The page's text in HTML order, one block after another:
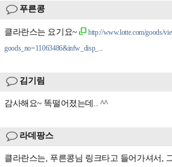
푸른콩
클라란스는 요기요~
http://www.lotte.com/goods/
goods_no=11063486&infw_disp_...
김기림
감사해요~ 똑떨어졌는데.. ^^
라데팡스
클라란스는, 푸른콩님 링크타고 들어가셔서,